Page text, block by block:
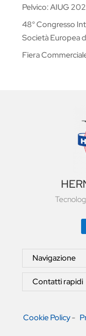
Pelvico: AIUG
48° Congresso
Società Europea
Fiera
Navigazione
Contatti rapidi
Cookie Policy-